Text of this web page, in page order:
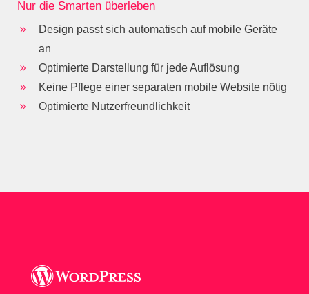
Nur die Smarten überleben
9
Design passt sich automatisch auf mobile Geräte
an
9 Optimierte Darstellung für jede Auflösung
9 Keine Pflege einer separaten mobile Website nötig
9 Optimierte Nutzerfreundlichkeit